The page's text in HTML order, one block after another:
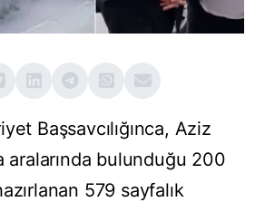
Başsavcılığınca, Aziz
aralarında bulunduğu 200
579 sayfalık